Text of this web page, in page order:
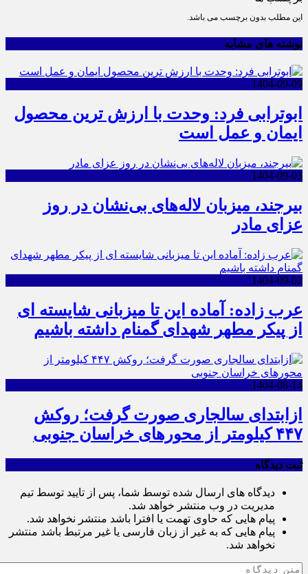
این مطلب بدون برچسب می باشد.
نوشته های مشابه
1404-09-09
ابوترابی فرد: وحدت با ارزش ترین محصول
ایمان و عمل است
1404-09-03
بیرجند، میزبان لاله‌های بی‌نشان در روز
عزای مادر
1404-09-02
عرب زاده: آماده این تا میزبانی شایسته ای
از پیکر مطهر شهدای گمنام داشته باشیم
1404-08-14
ازابتدای سالجاری صورت گرفت؛ روکش
۴۴۷ کیلومتر از محورهای خراسان جنوبی
ثبت دیدگاه
دیدگاه های ارسال شده توسط شما، پس از تایید توسط تیم
مدیریت در وب منتشر خواهد شد.
پیام هایی که حاوی تهمت یا افترا باشد منتشر نخواهد شد.
پیام هایی که به غیر از زبان فارسی یا غیر مرتبط باشد منتشر
نخواهد شد.